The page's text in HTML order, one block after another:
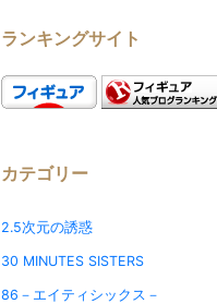
ランキングサイト
カテゴリー
2.5次元の誘惑
30 MINUTES SISTERS
86－エイティシックス－